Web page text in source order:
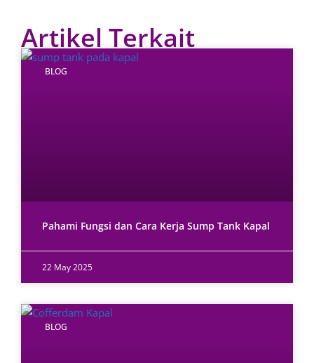
Artikel Terkait
BLOG
Pahami Fungsi dan Cara Kerja Sump Tank Kapal
22 May 2025
BLOG